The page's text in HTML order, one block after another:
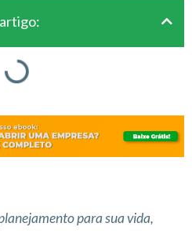
para sua vida,